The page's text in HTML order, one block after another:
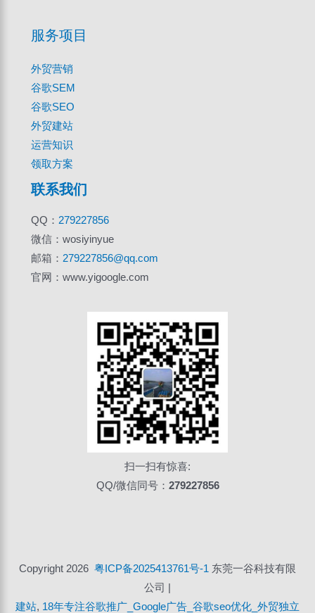
服务项目
外贸营销
谷歌SEM
谷歌SEO
外贸建站
运营知识
领取方案
联系我们
QQ： 279227856
微信：wosiyinyue
邮箱： 279227856@qq.com
官网：www.yigoogle.com
扫一扫有惊喜:
QQ/微信同号： 279227856
Copyright 2026 粤ICP备2025413761号-1 东莞一谷科技有限
公司 |
建站, 18年专注谷歌推广_Google广告_谷歌seo优化_外贸独立